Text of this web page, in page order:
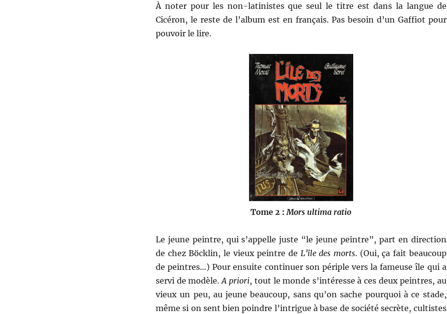
À noter pour les non-latinistes que seul le titre est dans la langue de
Cicéron, le reste de l’album est en français. Pas besoin d’un Gaffiot pour
pouvoir le lire.
Tome 2 :Mors ultima ratio
Le jeune peintre, qui s’appelle juste “le jeune peintre”, part en direction
de chez Böcklin, le vieux peintre de L’île des morts. (Oui, ça fait beaucoup
de peintres…) Pour ensuite continuer son périple vers la fameuse île qui a
servi de modèle.A priori, tout le monde s’intéresse à ces deux peintres, au
vieux un peu, au jeune beaucoup, sans qu’on sache pourquoi à ce stade,
même si on sent bien poindre l’intrigue à base de société secrète, cultistes